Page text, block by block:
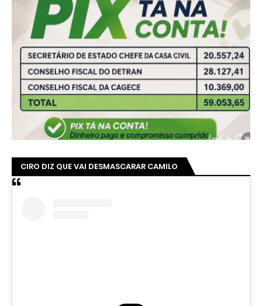
CIRO DIZ QUE VAI DESMASCARAR CAMILO